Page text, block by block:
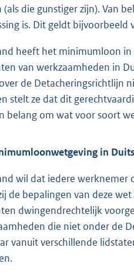
(als die gunstiger zijn). Van
is. Dit geldt
heeft het minimumloon
van werkzaamheden in
de Detacheringsrichtlijn
stelt ze dat dit
belang om wat voor soort
in
wil dat iedere
de bepalingen van deze
dwingendrechtelijk
die niet onder de
vanuit verschillende